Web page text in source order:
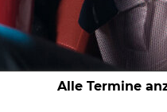
Alle Termine